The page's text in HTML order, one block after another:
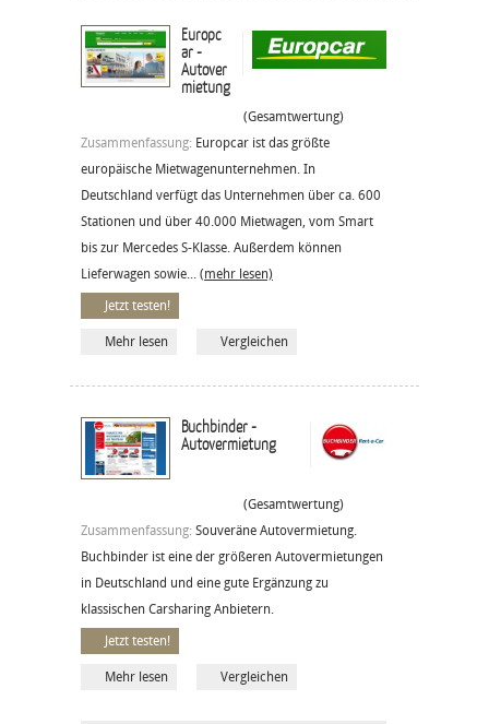
Europc
ar -
Autover
mietung
(Gesamtwertung)
Zusammenfassung: Europcar ist das größte
europäische Mietwagenunternehmen. In
Deutschland verfügt das Unternehmen über ca. 600
Stationen und über 40.000 Mietwagen, vom Smart
bis zur Mercedes S-Klasse. Außerdem können
Lieferwagen sowie... (mehr lesen)
Jetzt testen!
Mehr lesen Vergleichen
Buchbinder -
Autovermietung
(Gesamtwertung)
Zusammenfassung: Souveräne Autovermietung.
Buchbinder ist eine der größeren Autovermietungen
in Deutschland und eine gute Ergänzung zu
klassischen Carsharing Anbietern.
Jetzt testen!
Mehr lesen Vergleichen